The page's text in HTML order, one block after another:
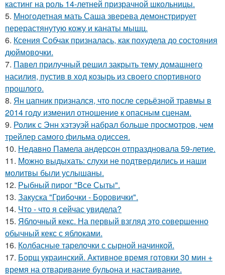
кастинг на роль 14-летней призрачной школьницы.
5. Многодетная мать Саша зверева демонстрирует
перерастянутую кожу и канаты мышц.
6. Ксения Собчак призналась, как похудела до состояния
дюймовочки.
7. Павел прилучный решил закрыть тему домашнего
насилия, пустив в ход козырь из своего спортивного
прошлого.
8. Ян цапник признался, что после серьёзной травмы в
2014 году изменил отношение к опасным сценам.
9. Ролик с Энн хэтэуэй набрал больше просмотров, чем
трейлер самого фильма одиссея.
10. Недавно Памела андерсон отпраздновала 59-летие.
11. Можно выдыхать: слухи не подтвердились и наши
молитвы были услышаны.
12. Рыбный пирог "Все Сыты".
13. Закуска "Грибочки - Боровички".
14. Что - что я сейчас увидела?
15. Яблочный кекс. На первый взгляд это совершенно
обычный кекс с яблоками.
16. Колбасные тарелочки с сырной начинкой.
17. Борщ украинский. Активное время готовки 30 мин +
время на отваривание бульона и настаивание.